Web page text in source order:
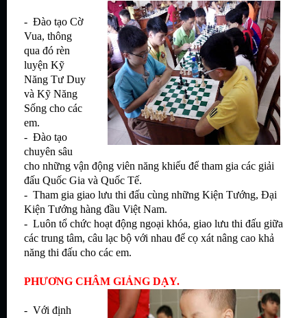
- Đào tạo Cờ
Vua, thông
qua đó rèn
luyện Kỹ
Năng Tư Duy
và Kỹ Năng
Sống cho các
em.
- Đào tạo
chuyên sâu
cho những vận động viên năng khiếu để tham gia các giải
đấu Quốc Gia và Quốc Tế.
- Tham gia giao lưu thi đấu cùng những Kiện Tướng, Đại
Kiện Tướng hàng đầu Việt Nam.
- Luôn tổ chức hoạt động ngoại khóa, giao lưu thi đấu giữa
các trung tâm, câu lạc bộ với nhau để cọ xát nâng cao khả
năng thi đấu cho các em.
PHƯƠNG CHÂM GIẢNG DẠY.
- Với định